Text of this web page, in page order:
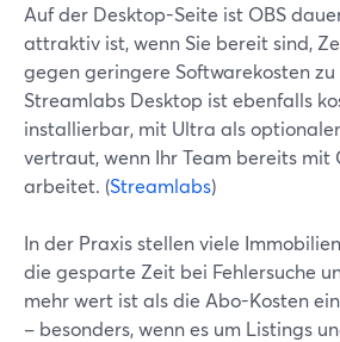
Auf der Desktop-Seite ist OBS
attraktiv ist, wenn Sie bereit sind,
gegen geringere Softwarekosten zu
Streamlabs Desktop ist ebenfalls
installierbar, mit Ultra als
vertraut, wenn Ihr Team bereits mit
arbeitet. (Streamlabs)
In der Praxis stellen viele
die gesparte Zeit bei Fehlersuche
mehr wert ist als die Abo-Kosten
– besonders, wenn es um Listings